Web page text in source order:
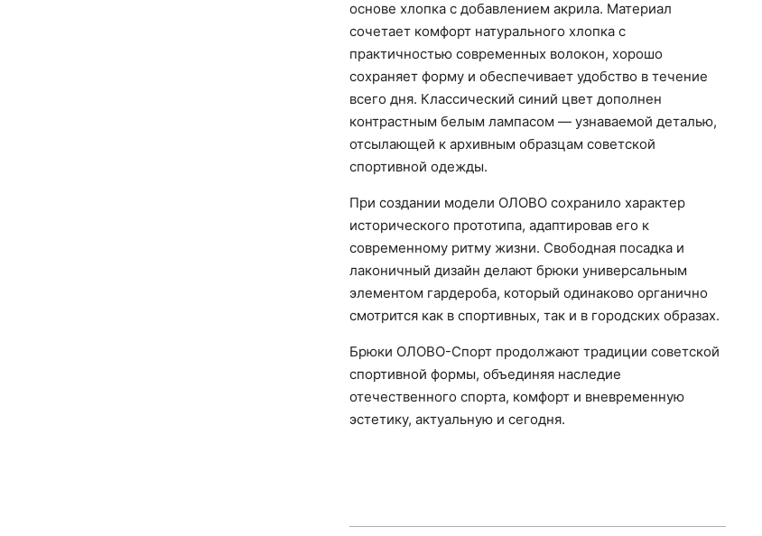
основе хлопка с добавлением акрила. Материал
сочетает комфорт натурального хлопка с
практичностью современных волокон, хорошо
сохраняет форму и обеспечивает удобство в течение
всего дня. Классический синий цвет дополнен
контрастным белым лампасом — узнаваемой деталью,
отсылающей к архивным образцам советской
спортивной одежды.
При создании модели ОЛОВО сохранило характер
исторического прототипа, адаптировав его к
современному ритму жизни. Свободная посадка и
лаконичный дизайн делают брюки универсальным
элементом гардероба, который одинаково органично
смотрится как в спортивных, так и в городских образах.
Брюки ОЛОВО-Спорт продолжают традиции советской
спортивной формы, объединяя наследие
отечественного спорта, комфорт и вневременную
эстетику, актуальную и сегодня.